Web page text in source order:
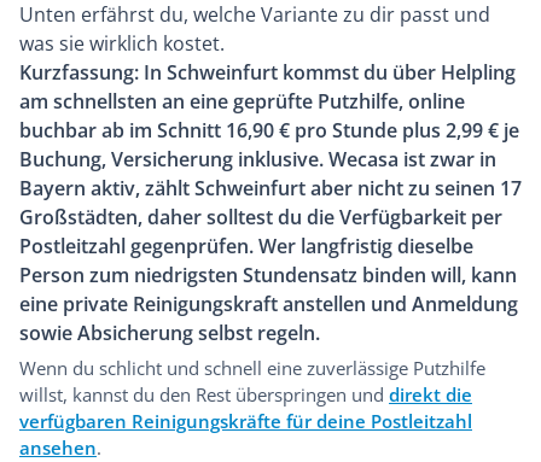
Unten erfährst du, welche Variante zu dir passt und
was sie wirklich kostet.
Kurzfassung: In Schweinfurt kommst du über Helpling
am schnellsten an eine geprüfte Putzhilfe, online
buchbar ab im Schnitt 16,90 € pro Stunde plus 2,99 € je
Buchung, Versicherung inklusive. Wecasa ist zwar in
Bayern aktiv, zählt Schweinfurt aber nicht zu seinen 17
Großstädten, daher solltest du die Verfügbarkeit per
Postleitzahl gegenprüfen. Wer langfristig dieselbe
Person zum niedrigsten Stundensatz binden will, kann
eine private Reinigungskraft anstellen und Anmeldung
sowie Absicherung selbst regeln.
Wenn du schlicht und schnell eine zuverlässige Putzhilfe
willst, kannst du den Rest überspringen und direkt die
verfügbaren Reinigungskräfte für deine Postleitzahl
ansehen.